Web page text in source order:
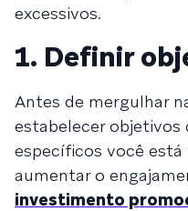
excessivos.
1. Definir
Antes de mergulhar
estabelecer objetivos
específicos você
aumentar o
investimento